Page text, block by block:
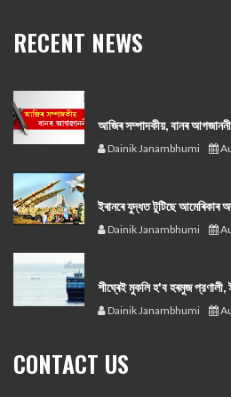
RECENT NEWS
আজিৰ সম্পাদকীয়, বানৰ আগজাননী
Dainik Janambhumi
ইৰানৰে যুদ্ধত টুটিছে আমেৰিকাৰ
Dainik Janambhumi
শীঘ্ৰেই মুকলি হ'ব হৰমুজ প্রণালী,
Dainik Janambhumi
CONTACT US